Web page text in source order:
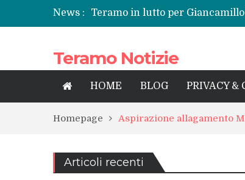
News :
Teramo in lutto per
sgomento e riflessione sul
Centrissimo: non solo festa,
Tortoreto, l’alluvione e i
Prefettura di Teramo, una
Teramo Notizie
HOME BLOG PRIVACY &
Homepage Aspirazione allagamento
Articoli recenti